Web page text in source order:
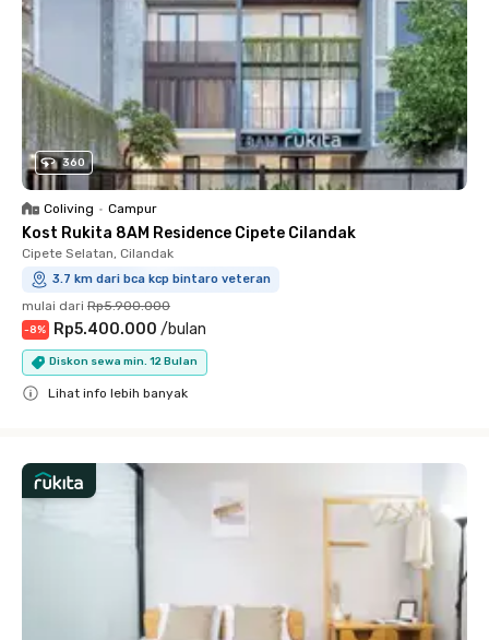
360
Coliving • Campur
Kost Rukita 8AM Residence Cipete Cilandak
Cipete Selatan, Cilandak
3.7 km dari bca kcp bintaro veteran
mulai dari Rp5.900.000
-8% Rp5.400.000 /bulan
Diskon sewa min. 12 Bulan
Lihat info lebih banyak